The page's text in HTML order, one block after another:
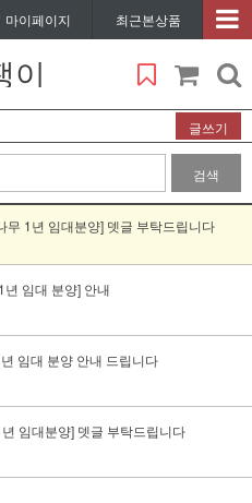
마이페이지 최근본상품
이
글쓰기
검색
무 1년 임대분양] 뎃글 부탁드립니다
임대 분양] 안내
임대 분양 안내 드립니다
임대분양] 뎃글 부탁드립니다